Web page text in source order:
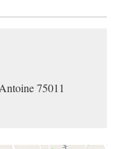
75011